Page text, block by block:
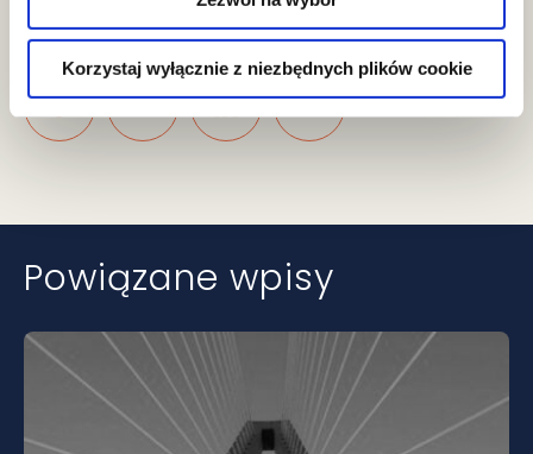
Korzystaj wyłącznie z niezbędnych plików cookie
Podziel się
Powiązane wpisy